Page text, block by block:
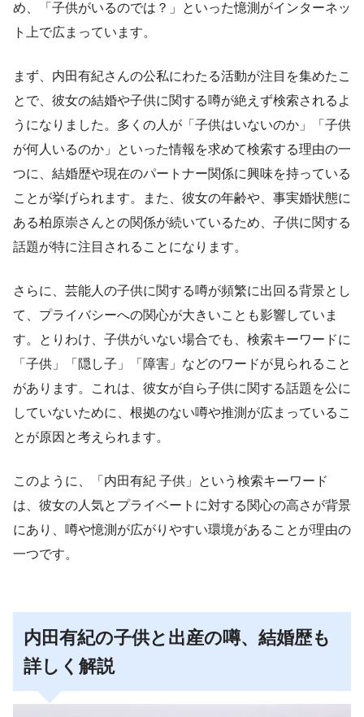
め、「子供がいるのでは？」といった憶測がインターネッ
ト上で広まっています。
まず、内田有紀さんの公私にわたる活動が注目を集めたこ
とで、彼女の結婚や子供に関する噂が絶えず検索されるよ
うになりました。多くの人が「子供はいないのか」「子供
が何人いるのか」といった情報を求めて検索する理由の一
つに、結婚歴や現在のパートナー関係に興味を持っている
ことが挙げられます。また、彼女の年齢や、事実婚状態に
ある柏原崇さんとの関係が続いているため、子供に関する
話題が特に注目されることになります。
さらに、芸能人の子供に関する噂が頻繁に出回る背景とし
て、プライバシーへの関心が大きいことも影響していま
す。とりわけ、子供がいない場合でも、検索キーワードに
「子供」「隠し子」「障害」などのワードが見られること
があります。これは、彼女が自ら子供に関する話題を公に
していないために、根拠のない噂や推測が広まっているこ
とが原因と考えられます。
このように、「内田有紀 子供」という検索キーワード
は、彼女の人気とプライベートに対する関心の高さが背景
にあり、噂や憶測が広がりやすい環境があることが理由の
一つです。
内田有紀の子供と出産の噂、結婚歴も
詳しく解説